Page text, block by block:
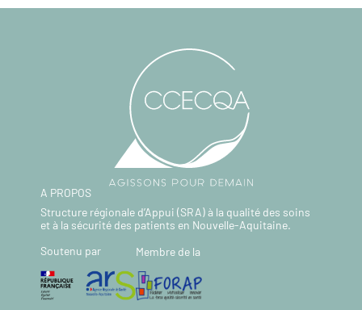
A PROPOS
Structure régionale d’Appui (SRA) à la qualité des soins
et à la sécurité des patients en Nouvelle-Aquitaine.
Soutenu par
Membre de la